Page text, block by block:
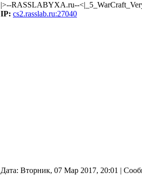
|>--RASSLABYXA.ru--
IP: cs2.rasslab.ru:27040
Дата: Вторник, 07 Мар 2017, 20:01 |